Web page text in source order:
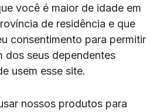
você é maior de idade em
de residência e que
consentimento para permitir
dos seus dependentes
usem esse site.
nossos produtos para